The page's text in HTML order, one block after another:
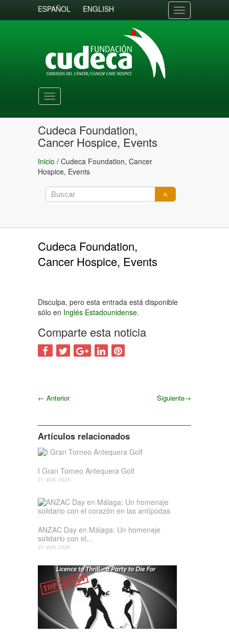
ESPAÑOL ENGLISH
Toggle
navigation
Toggle
navigation
Cudeca Foundation,
Cancer Hospice, Events
Inicio / Cudeca Foundation, Cancer
Hospice, Events
Cudeca Foundation,
Cancer Hospice, Events
Disculpa, pero esta entrada está disponible
sólo en Inglés Estadounidense.
Comparte esta noticia
← Anterior Siguiente→
Artículos relacionados
I Gran Torneo Antequera Golf
21 abril, 2026
ANZAC Day en Málaga: Un homenaje
solidario con el...
20 abril, 2026